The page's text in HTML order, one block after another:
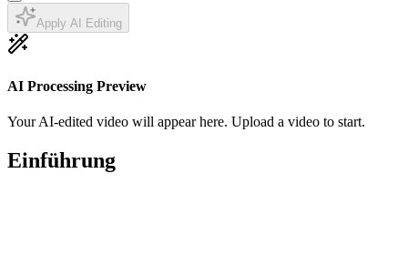
Apply AI Editing
AI Processing Preview
Your AI-edited video will appear here. Upload a video to start.
Einführung